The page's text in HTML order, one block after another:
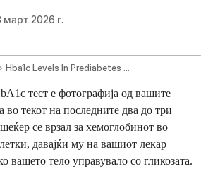
март 2026 г.
Hba1c Levels In Prediabetes And Diabetes Interpretation And Management
тест е фотографија од вашите
текот на последните два до три
се врзал за хемоглобинот во
давајќи му на вашиот лекар
вашето тело управувало со гликозата.